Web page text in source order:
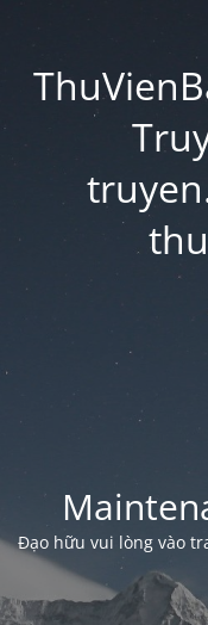
Đạo hữu vui lòng vào